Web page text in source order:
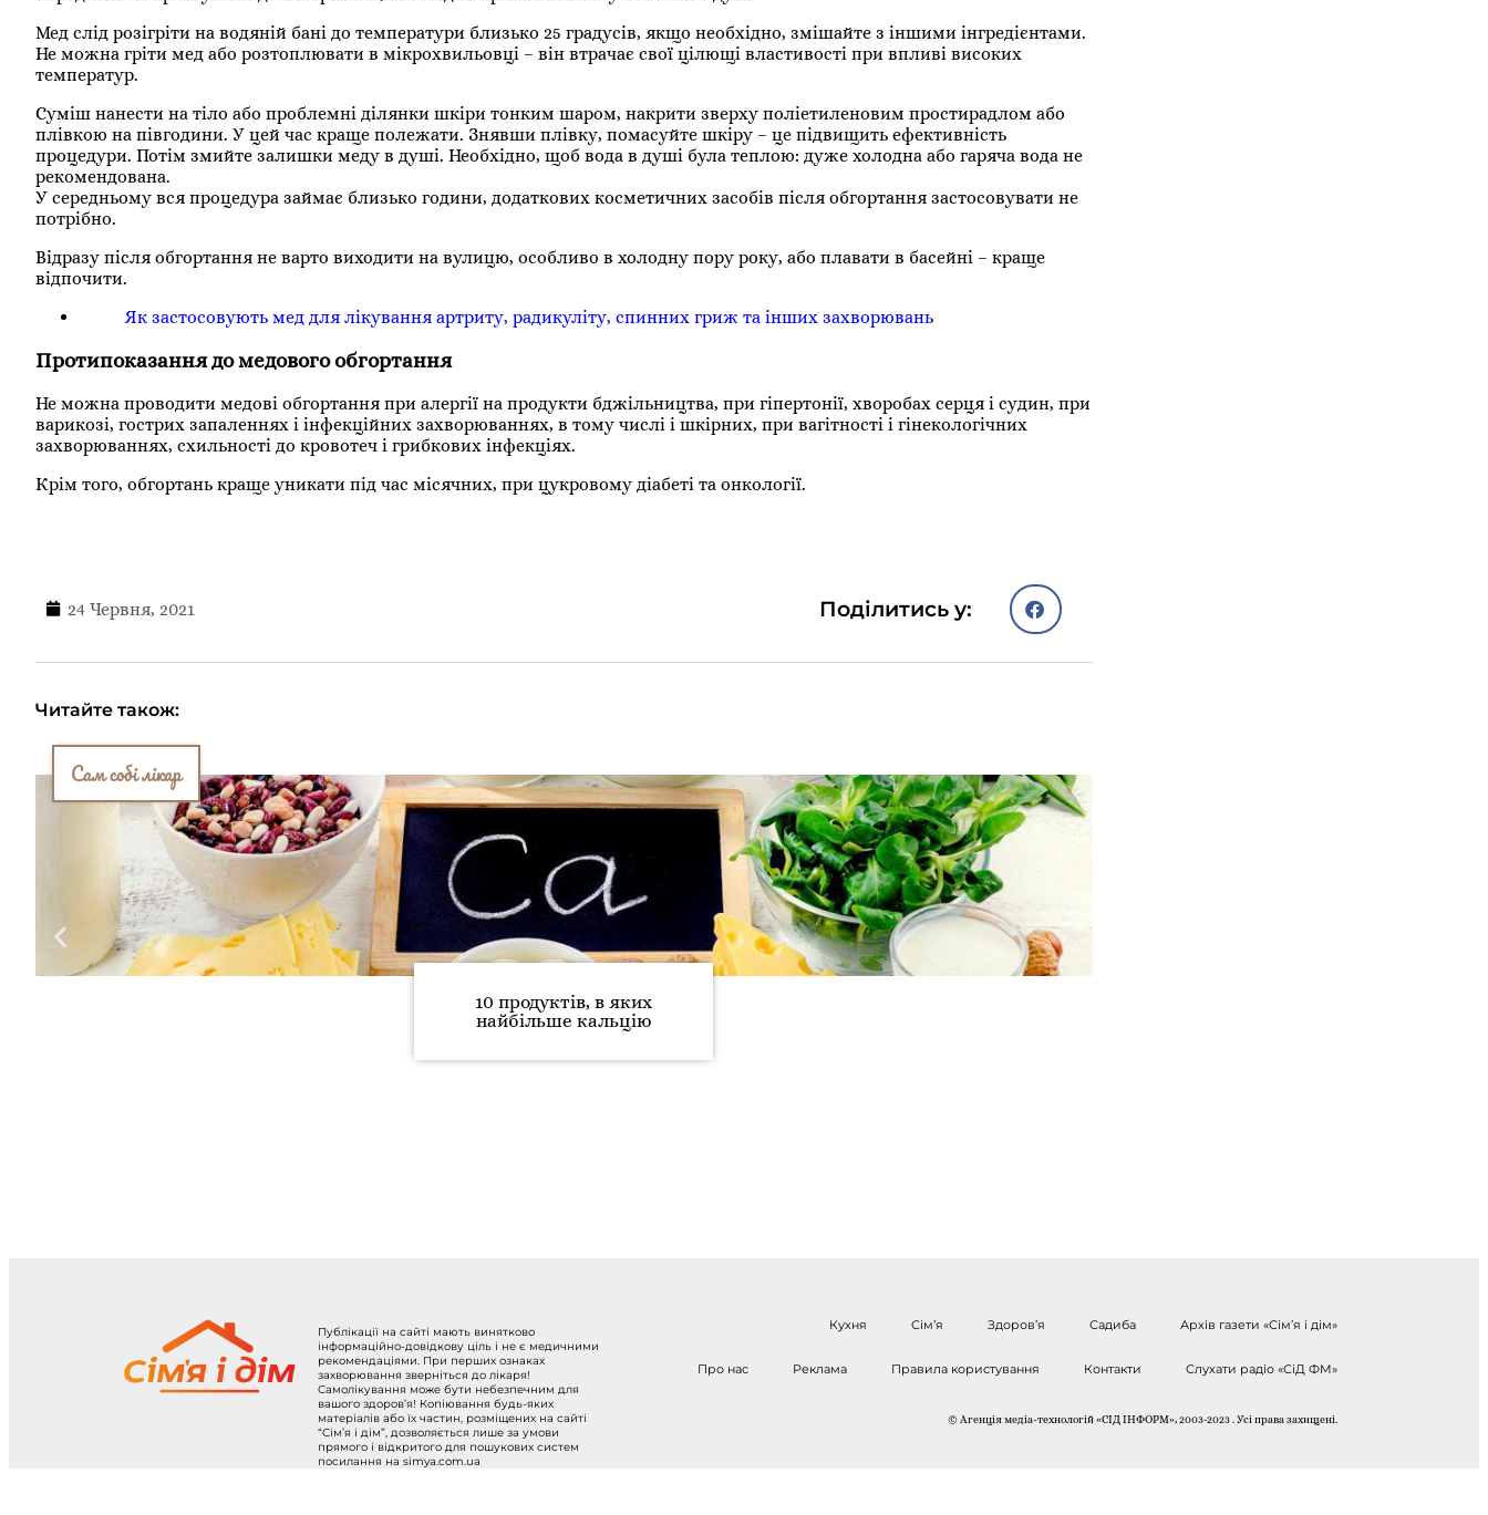
Мед слід розігріти на водяній бані до температури близько 25 градусів, якщо необхідно, змішайте з іншими інгредієнтами.
Не можна гріти мед або розтоплювати в мікрохвильовці – він втрачає свої цілющі властивості при впливі високих
температур.
Суміш нанести на тіло або проблемні ділянки шкіри тонким шаром, накрити зверху поліетиленовим простирадлом або
плівкою на півгодини. У цей час краще полежати. Знявши плівку, помасуйте шкіру – це підвищить ефективність
процедури. Потім змийте залишки меду в душі. Необхідно, щоб вода в душі була теплою: дуже холодна або гаряча вода не
рекомендована.
У середньому вся процедура займає близько години, додаткових косметичних засобів після обгортання застосовувати не
потрібно.
Відразу після обгортання не варто виходити на вулицю, особливо в холодну пору року, або плавати в басейні – краще
відпочити.
Як застосовують мед для лікування артриту, радикуліту, спинних гриж та інших захворювань
Протипоказання до медового обгортання
Не можна проводити медові обгортання при алергії на продукти бджільництва, при гіпертонії, хворобах серця і судин, при
варикозі, гострих запаленнях і інфекційних захворюваннях, в тому числі і шкірних, при вагітності і гінекологічних
захворюваннях, схильності до кровотеч і грибкових інфекціях.
Крім того, обгортань краще уникати під час місячних, при цукровому діабеті та онкології.
24 Червня, 2021 Поділитись у:
Читайте також:
Сам собі лікар
10 продуктів, в яких
найбільше кальцію
Публікації на сайті мають винятково
інформаційно-довідкову ціль і не є медичними
рекомендаціями. При перших ознаках
захворювання зверніться до лікаря!
Самолікування може бути небезпечним для
вашого здоров’я! Копіювання будь-яких
матеріалів або їх частин, розміщених на сайті
“Сім’я і дім”, дозволяється лише за умови
прямого і відкритого для пошукових систем
посилання на simya.com.ua
Кухня Сім’я Здоров’я Садиба Архів газети «Сім’я і дім»
Про нас Реклама Правила користування Контакти Слухати радіо «СіД ФМ»
© Агенція медіа-технологій «СІД ІНФОРМ», 2003-2023 . Усі права захищені.